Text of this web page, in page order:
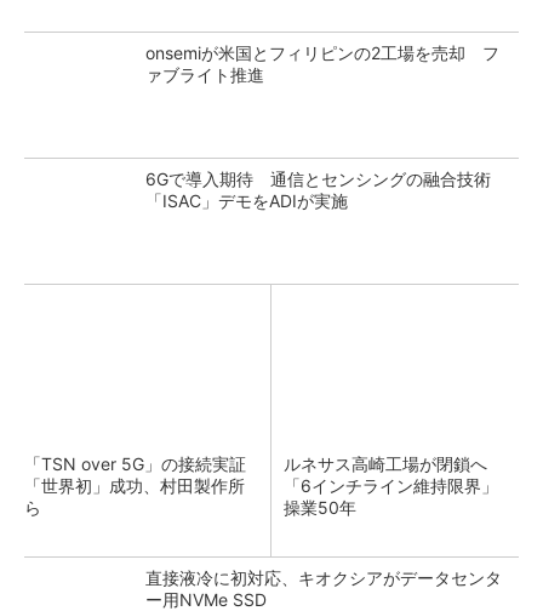
onsemiが米国とフィリピンの2工場を売却 フ
ァブライト推進
6Gで導入期待 通信とセンシングの融合技術
「ISAC」デモをADIが実施
「TSN over 5G」の接続実証
「世界初」成功、村田製作所
ら
ルネサス高崎工場が閉鎖へ
「6インチライン維持限界」
操業50年
直接液冷に初対応、キオクシアがデータセンタ
ー用NVMe SSD